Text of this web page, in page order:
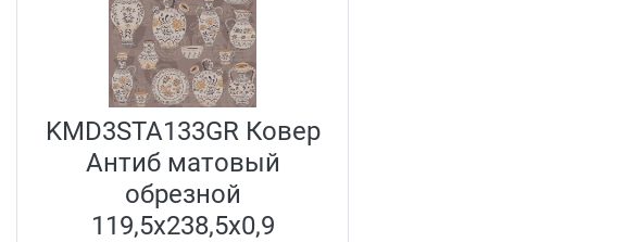
KMD3STA133GR Ковер
Антиб матовый
обрезной
119,5x238,5x0,9